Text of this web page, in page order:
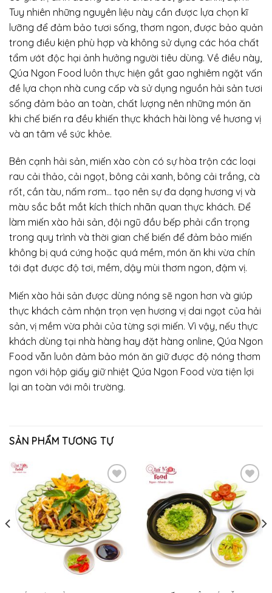
Tuy nhiên những nguyên liệu này cần được lựa chọn kĩ
lưỡng để đảm bảo tươi sống, thơm ngon, được bảo quản
trong điều kiện phù hợp và không sử dụng các hóa chất
tẩm ướt độc hại ảnh hưởng người tiêu dùng. Về điều này,
Qúa Ngon Food luôn thực hiện gắt gao nghiêm ngặt vấn
đề lựa chọn nhà cung cấp và sử dụng nguồn hải sản tươi
sống đảm bảo an toàn, chất lượng nên những món ăn
khi chế biến ra đều khiến thực khách hài lòng về hương vị
và an tâm về sức khỏe.
Bên cạnh hải sản, miến xào còn có sự hòa trộn các loại
rau cải thảo, cải ngọt, bông cải xanh, bông cải trắng, cà
rốt, cần tàu, nấm rơm… tạo nên sự đa dạng hương vị và
màu sắc bắt mắt kích thích nhãn quan thực khách. Để
làm miến xào hải sản, đội ngũ đầu bếp phải cẩn trọng
trong quy trình và thời gian chế biến để đảm bảo miến
không bị quá cứng hoặc quá mềm, món ăn khi vừa chín
tới đạt được độ tơi, mềm, dậy mùi thơm ngon, đậm vị.
Miến xào hải sản được dùng nóng sẽ ngon hơn và giúp
thực khách cảm nhận trọn vẹn hương vị dai ngọt của hải
sản, vị mềm vừa phải của từng sợi miến. Vì vậy, nếu thực
khách dùng tại nhà hàng hay đặt hàng online, Qúa Ngon
Food vẫn luôn đảm bảo món ăn giữ được độ nóng thơm
ngon với hộp giấy giữ nhiệt Qúa Ngon Food vừa tiện lợi
lại an toàn với môi trường.
SẢN PHẨM TƯƠNG TỰ
Add
to
wishlist
Add
to
wishlist